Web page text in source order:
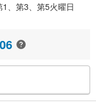
、第3、第5火曜日